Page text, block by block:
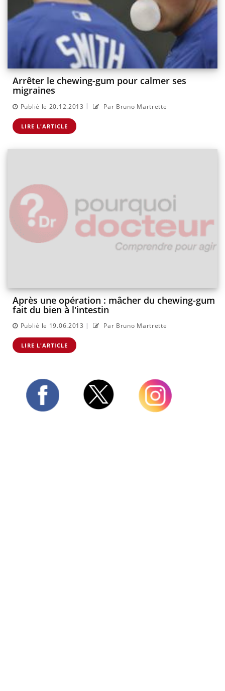
Arrêter le chewing-gum pour calmer ses
migraines
Publié le 20.12.2013 | Par Bruno Martrette
LIRE L'ARTICLE
Après une opération : mâcher du chewing-gum
fait du bien à l'intestin
Publié le 19.06.2013 | Par Bruno Martrette
LIRE L'ARTICLE